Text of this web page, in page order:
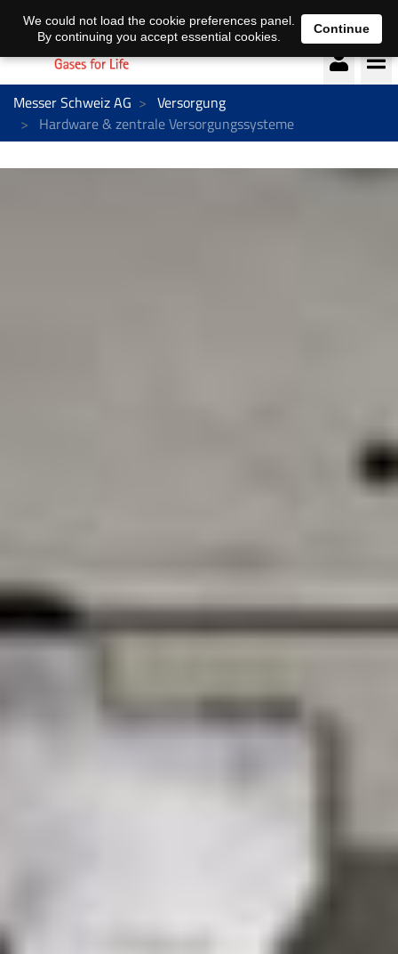
Deutsch français
Messer Schweiz AG
Versorgung
Hardware & zentrale Versorgungssysteme
We could not load the cookie preferences panel.
By continuing you accept essential cookies.
Continue